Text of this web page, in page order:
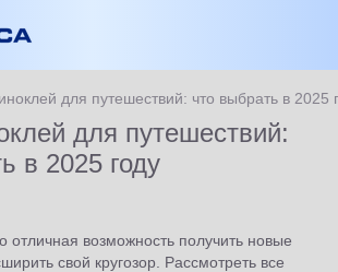
для путешествий: что выбрать в 2025
для путешествий:
в 2025 году
отличная возможность получить новые
свой кругозор. Рассмотреть все